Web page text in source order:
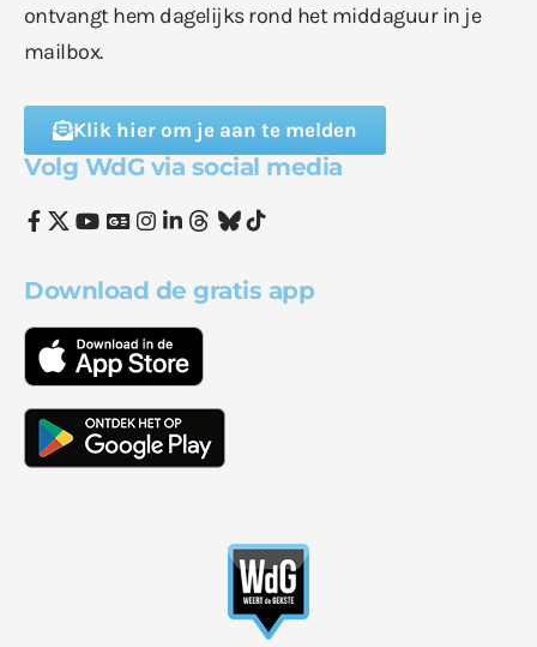
ontvangt hem dagelijks rond het middaguur in je
mailbox.
Klik hier om je aan te melden
Volg WdG via social media
Download de gratis app